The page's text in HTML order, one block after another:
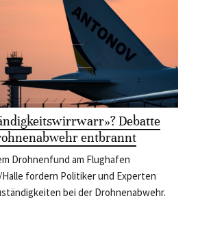
Debatte
entbrannt
Drohnenfund am Flughafen
fordern Politiker und Experten
bei der Drohnenabwehr.